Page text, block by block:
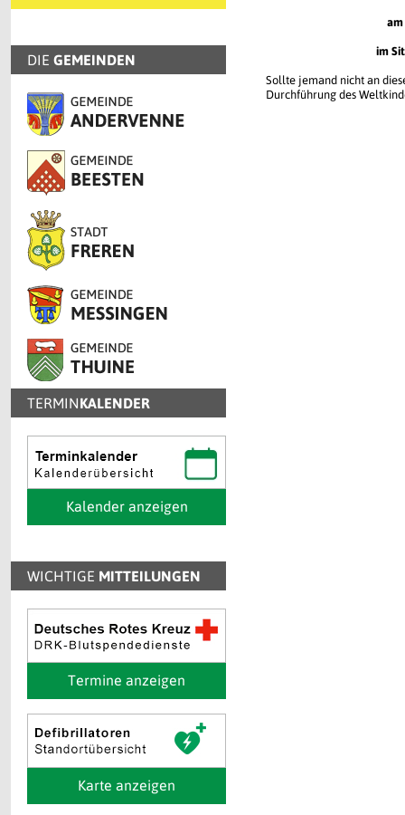
DIE GEMEINDEN
TERMINKALENDER
Kalender anzeigen
WICHTIGE MITTEILUNGEN
Termine anzeigen
Karte anzeigen
am
im
Sollte jemand nicht an
Durchführung des